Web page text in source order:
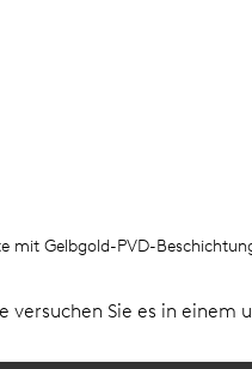
mit Gelbgold-PVD-
Sie es in einem